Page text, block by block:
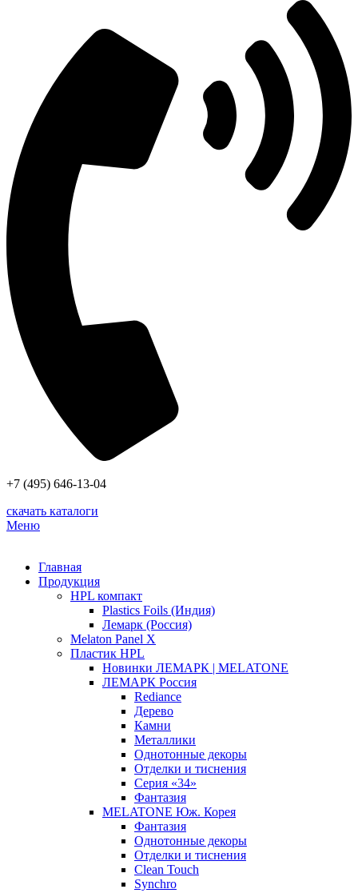
+7 (495) 646-13-04
скачать каталоги
Меню
Главная
Продукция
HPL компакт
Plastics Foils (Индия)
Лемарк (Россия)
Melaton Panel X
Пластик HPL
Новинки ЛЕМАРК | MELATONE
ЛЕМАРК Россия
Rediance
Дерево
Камни
Металлики
Однотонные декоры
Отделки и тиснения
Серия «34»
Фантазия
MELATONE Юж. Корея
Фантазия
Однотонные декоры
Отделки и тиснения
Clean Touch
Synchro